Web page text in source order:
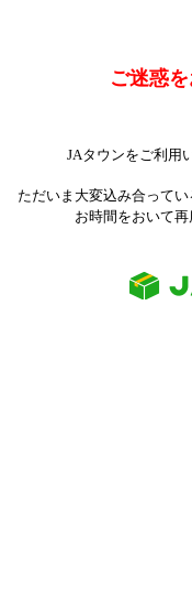
ご迷惑
JAタウンをご利用
ただいま大変込み合って
お時間をおいて